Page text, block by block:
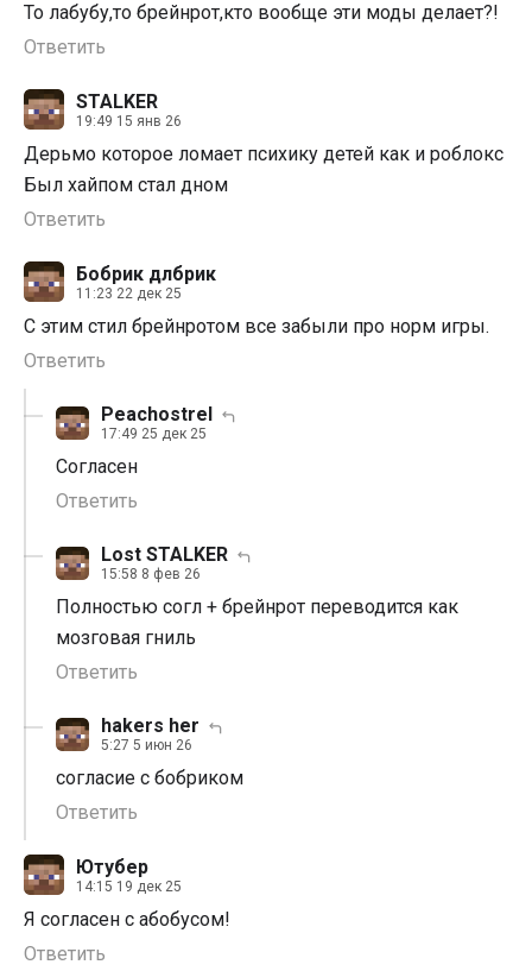
То лабубу,то брейнрот,кто вообще эти моды делает?!
Ответить
STALKER
19:49 15 янв 26
Дерьмо которое ломает психику детей как и роблокс
Был хайпом стал дном
Ответить
Бобрик длбрик
11:23 22 дек 25
С этим стил брейнротом все забыли про норм игры.
Ответить
Peachostrel
17:49 25 дек 25
Согласен
Ответить
Lost STALKER
15:58 8 фев 26
Полностью согл + брейнрот переводится как
мозговая гниль
Ответить
hakers her
5:27 5 июн 26
согласие с бобриком
Ответить
Ютубер
14:15 19 дек 25
Я согласен с абобусом!
Ответить